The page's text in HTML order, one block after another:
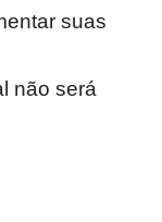
suas
não será